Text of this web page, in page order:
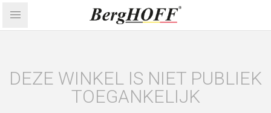
DEZE WINKEL IS NIET PUBLIEK
TOEGANKELIJK